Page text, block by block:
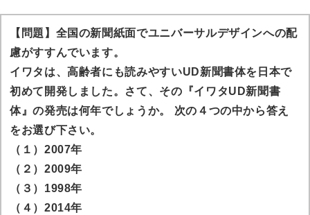
【問題】全国の新聞紙面でユニバーサルデザインへの配
慮がすすんでいます。
イワタは、高齢者にも読みやすいUD新聞書体を日本で
初めて開発しました。さて、その『イワタUD新聞書
体』の発売は何年でしょうか。 次の４つの中から答え
をお選び下さい。
（１）2007年
（２）2009年
（３）1998年
（４）2014年